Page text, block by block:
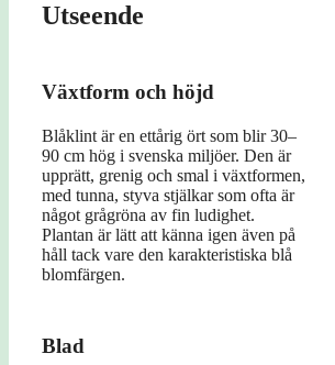
Utseende
Växtform och höjd
Blåklint är en ettårig ört som blir 30–
90 cm hög i svenska miljöer. Den är
upprätt, grenig och smal i växtformen,
med tunna, styva stjälkar som ofta är
något grågröna av fin ludighet.
Plantan är lätt att känna igen även på
håll tack vare den karakteristiska blå
blomfärgen.
Blad